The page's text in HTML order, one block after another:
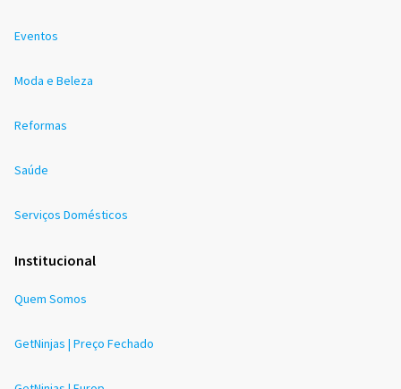
Eventos
Moda e Beleza
Reformas
Saúde
Serviços Domésticos
Institucional
Quem Somos
GetNinjas | Preço Fechado